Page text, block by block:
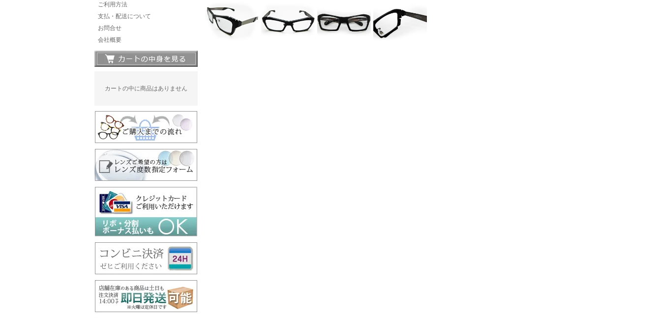
ご利用方法
支払・配送について
お問合せ
会社概要
カートの中に商品はありません